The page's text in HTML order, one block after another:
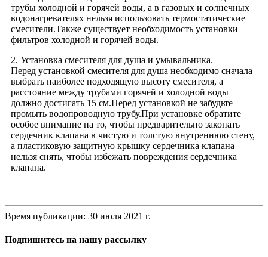
трубы холодной и горячей воды, а в газовых и солнечных
водонагревателях нельзя использовать термостатические
смесители.Также существует необходимость установки
фильтров холодной и горячей воды.
2. Установка смесителя для душа и умывальника.
Перед установкой смесителя для душа необходимо сначала
выбрать наиболее подходящую высоту смесителя, а
расстояние между трубами горячей и холодной воды
должно достигать 15 см.Перед установкой не забудьте
промыть водопроводную трубу.При установке обратите
особое внимание на то, чтобы предварительно закопать
сердечник клапана в чистую и толстую внутреннюю стену,
а пластиковую защитную крышку сердечника клапана
нельзя снять, чтобы избежать повреждения сердечника
клапана.
Время публикации: 30 июля 2021 г.
Подпишитесь на нашу рассылку